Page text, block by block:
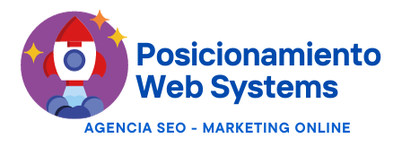
Optimiza tu web
para las AI
Google
Overviews y los
LLMs
Analiza tu web gratis